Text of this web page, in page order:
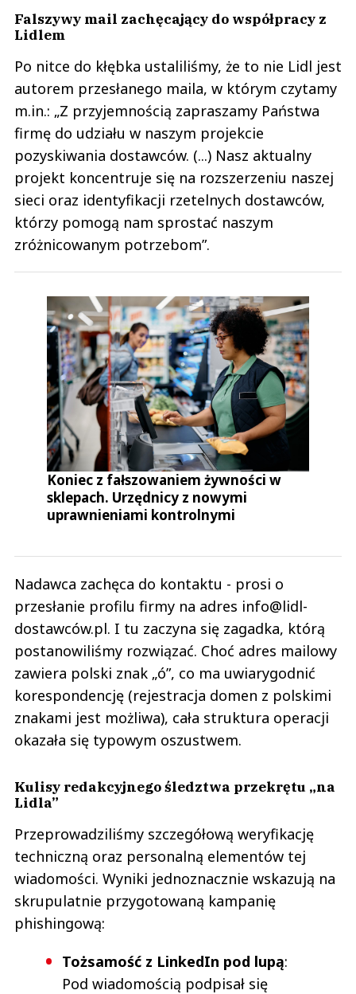
Falszywy mail zachęcający do współpracy z
Lidlem
Po nitce do kłębka ustaliliśmy, że to nie Lidl jest
autorem przesłanego maila, w którym czytamy
m.in.: „Z przyjemnością zapraszamy Państwa
firmę do udziału w naszym projekcie
pozyskiwania dostawców. (...) Nasz aktualny
projekt koncentruje się na rozszerzeniu naszej
sieci oraz identyfikacji rzetelnych dostawców,
którzy pomogą nam sprostać naszym
zróżnicowanym potrzebom”.
Koniec z fałszowaniem żywności w
sklepach. Urzędnicy z nowymi
uprawnieniami kontrolnymi
Nadawca zachęca do kontaktu - prosi o
przesłanie profilu firmy na adres info@lidl-
dostawców.pl. I tu zaczyna się zagadka, którą
postanowiliśmy rozwiązać. Choć adres mailowy
zawiera polski znak „ó”, co ma uwiarygodnić
korespondencję (rejestracja domen z polskimi
znakami jest możliwa), cała struktura operacji
okazała się typowym oszustwem.
Kulisy redakcyjnego śledztwa przekrętu „na
Lidla”
Przeprowadziliśmy szczegółową weryfikację
techniczną oraz personalną elementów tej
wiadomości. Wyniki jednoznacznie wskazują na
skrupulatnie przygotowaną kampanię
phishingową:
Tożsamość z LinkedIn pod lupą:
Pod wiadomością podpisał się